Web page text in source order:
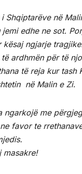
në
edhe ne sot.
kësaj ngjarje
ardhmën për të
të reja kur tash
në Malin e Zi.
me
favor te
masakre!